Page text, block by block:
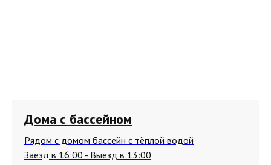
Дома с бассейном
Рядом с домом бассейн с тёплой водой
Заезд в 16:00 - Выезд в 13:00